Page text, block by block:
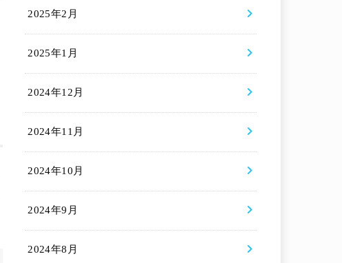
2025年2月
2025年1月
2024年12月
2024年11月
2024年10月
2024年9月
2024年8月